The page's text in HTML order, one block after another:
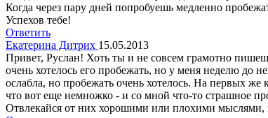
Когда через пару дней попробуешь медленно
Успехов тебе!
Ответить
Екатерина Дитрих 15.05.2013
Привет, Руслан! Хоть ты и не совсем грамотно
очень хотелось его пробежать, но у меня неделю до
ослабла, но пробежать очень хотелось. На первых
что вот еще немножко - и со мной что-то страшное
Отвлекайся от них хорошими или плохими мыслями,